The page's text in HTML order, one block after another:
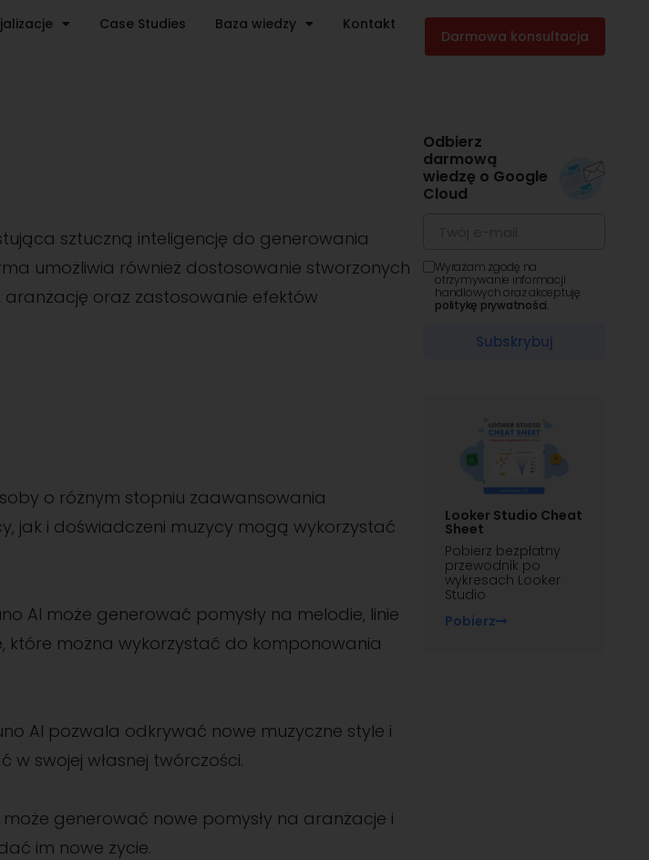
Case Studies Baza wiedzy Kontakt
Darmowa konsultacja
sztuczną inteligencję do generowania
umożliwia również dostosowanie stworzonych
oraz zastosowanie efektów
o różnym stopniu zaawansowania
jak i doświadczeni muzycy mogą wykorzystać
AI może generować pomysły na melodie, linie
które można wykorzystać do komponowania
AI pozwala odkrywać nowe muzyczne style i
swojej własnej twórczości.
może generować nowe pomysły na aranżacje i
im nowe życie.
Odbierz
darmową
wiedzę o Google
Cloud
Wyrażam zgodę na
otrzymywanie informacji
handlowych oraz akceptuję
politykę prywatności.
Subskrybuj
Looker Studio Cheat
Sheet
Pobierz bezpłatny
przewodnik po
wykresach Looker
Studio
Pobierz